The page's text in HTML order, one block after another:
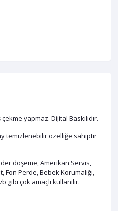
yapmaz. Dijital Baskılıdır.
temizlenebilir özelliğe sahiptir
döşeme, Amerikan Servis,
Perde, Bebek Korumalığı,
gibi çok amaçlı kullanılır.